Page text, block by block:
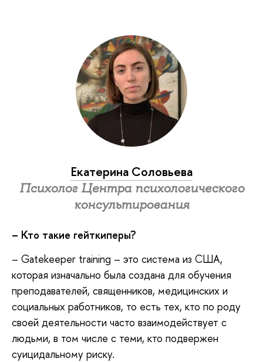
Екатерина Соловьева
Психолог Центра психологического
консультирования
– Кто такие гейткиперы?
– Gatekeeper training – это система из США,
которая изначально была создана для обучения
преподавателей, священников, медицинских и
социальных работников, то есть тех, кто по роду
своей деятельности часто взаимодействует с
людьми, в том числе с теми, кто подвержен
суицидальному риску.